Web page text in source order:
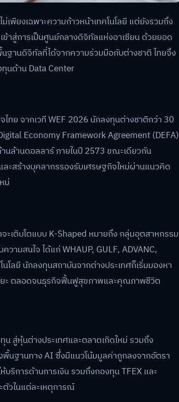
พียงเฉพาะความก้าวหน้าเทคโนโลยี แต่ยังรวมถึง
าสู่การเป็นศูนย์กลางดิจิทัลแห่งอาเซียน ด้วยยอด
ฐานดิจิทัลที่ได้จากความร่วมมือกับต่างชาติ ไทยจึง
นด้าน Data Center
ทย จากเวที WEF 2026 นักลงทุนต่างชาติกว่า 30
Economy Framework Agreement (DEFA)
นล้านดอลลาร์ ภายในปี 2573 ขณะเดียวกัน
ะสร้างบุคลากรรองรับเศรษฐกิจใหม่ผ่านแนวคิด
ม่
เติบโตแบบ K-Shaped หมายถึง กลุ่มอุตสาหกรรม
ามสนใจ ได้แก่ WHAUP, GULF, ADVANC,
โลยี นักลงทุนสถาบันจากต่างประเทศก็เริ่มมองหา
ยะ ตลอดจนธุรกิจฟื้นฟูสุขภาพและคุณภาพชีวิต
สู่หุ้นต่างประเทศและตลาดเกิดใหม่ รวมถึง
นฐานทาง AI ซึ่งมีแนวโน้มมูลค่าถูกลงจากอัตรา
ริการด้านการเงิน รวมถึงกองทุน TFEX และ
วในแต่ละเหตุการณ์